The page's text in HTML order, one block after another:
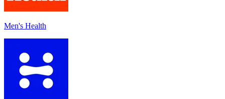
Men's Health